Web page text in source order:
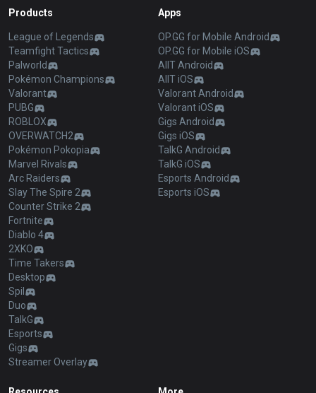
Products
League of Legends
Teamfight Tactics
Palworld
Pokémon Champions
Valorant
PUBG
ROBLOX
OVERWATCH2
Pokémon Pokopia
Marvel Rivals
Arc Raiders
Slay The Spire 2
Counter Strike 2
Fortnite
Diablo 4
2XKO
Time Takers
Desktop
Spil
Duo
TalkG
Esports
Gigs
Streamer Overlay
Apps
OP.GG for Mobile Android
OP.GG for Mobile iOS
AllT Android
AllT iOS
Valorant Android
Valorant iOS
Gigs Android
Gigs iOS
TalkG Android
TalkG iOS
Esports Android
Esports iOS